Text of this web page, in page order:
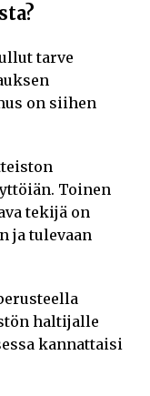
tarve
on siihen
Toinen
tekijä on
ja tulevaan
haltijalle
kannattaisi